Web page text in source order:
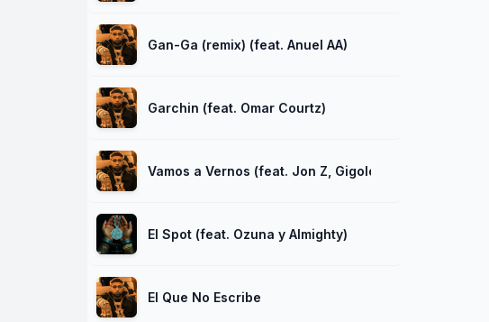
Gan-Ga (remix) (feat. Anuel AA)
Garchin (feat. Omar Courtz)
Vamos a Vernos (feat. Jon Z, Gigolo Y La Exce)
El Spot (feat. Ozuna y Almighty)
El Que No Escribe